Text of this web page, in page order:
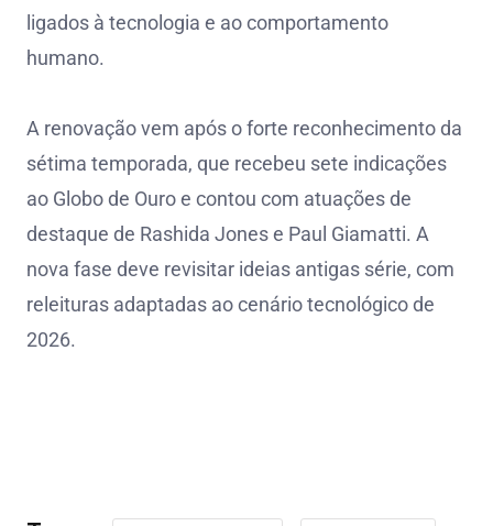
ligados à tecnologia e ao comportamento
humano.
A renovação vem após o forte reconhecimento da
sétima temporada, que recebeu sete indicações
ao Globo de Ouro e contou com atuações de
destaque de Rashida Jones e Paul Giamatti. A
nova fase deve revisitar ideias antigas série, com
releituras adaptadas ao cenário tecnológico de
2026.